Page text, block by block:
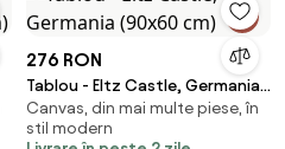
276 RON
Tablou - Eltz Castle, Germania
(90x60 cm)
Canvas, din mai multe piese, în
stil modern